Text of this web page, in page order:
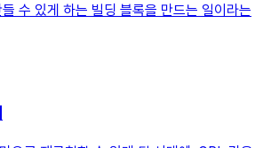
수 있게 하는 빌딩 블록을 만드는 일이라는